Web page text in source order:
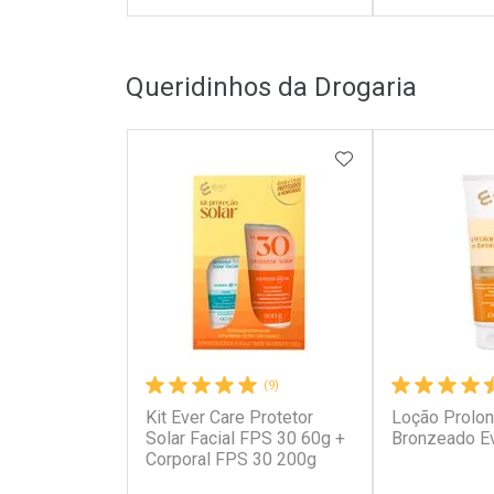
Laboratório
Ativar Desconto
Por Menos
Ativar
Por
Queridinhos da Drogaria
(9)
Kit Ever Care Protetor
Solar Facial FPS 30 60g +
Corporal FPS 30 200g
ADICIONAR AOS
Loção
Bronzeado